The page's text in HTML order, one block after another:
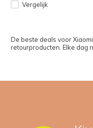
Vergelijk
De beste deals voor
retourproducten. Elke dag